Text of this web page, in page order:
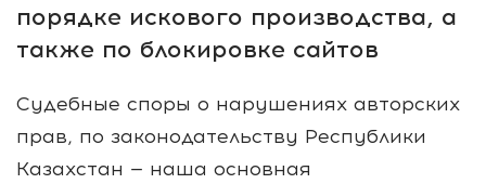
порядке искового производства, а
также по блокировке сайтов
Судебные споры о нарушениях авторских
прав, по законодательству Республики
Казахстан — наша основная